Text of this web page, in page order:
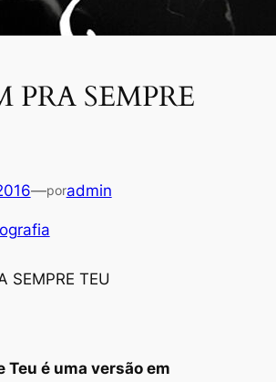
PRA SEMPRE
—poradmin
SEMPRE TEU
Teu é uma versão em